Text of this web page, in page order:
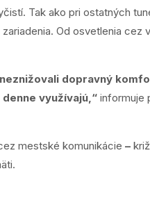
Tak ako pri ostatných
Od osvetlenia cez
dopravný
využívajú,“ informuje
mestské komunikácie –